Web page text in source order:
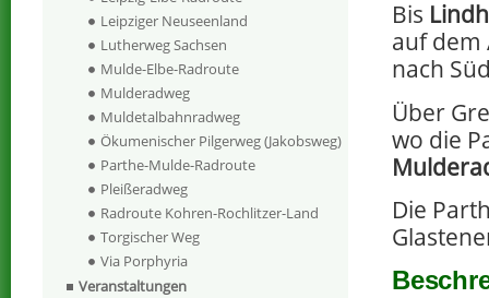
Bis
auf dem
nach
Über
wo die
Die
Leipziger Neuseenland
Lutherweg Sachsen
Mulde-Elbe-Radroute
Mulderadweg
Muldetalbahnradweg
Ökumenischer Pilgerweg (Jakobsweg)
Parthe-Mulde-Radroute
Pleißeradweg
Radroute Kohren-Rochlitzer-Land
Torgischer Weg
Via Porphyria
Veranstaltungen